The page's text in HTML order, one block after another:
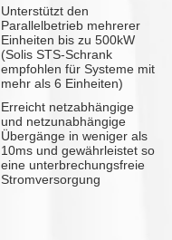
Unterstützt den
Parallelbetrieb mehrerer
Einheiten bis zu 500kW
(Solis STS-Schrank
empfohlen für Systeme mit
mehr als 6 Einheiten)
Erreicht netzabhängige
und netzunabhängige
Übergänge in weniger als
10ms und gewährleistet so
eine unterbrechungsfreie
Stromversorgung